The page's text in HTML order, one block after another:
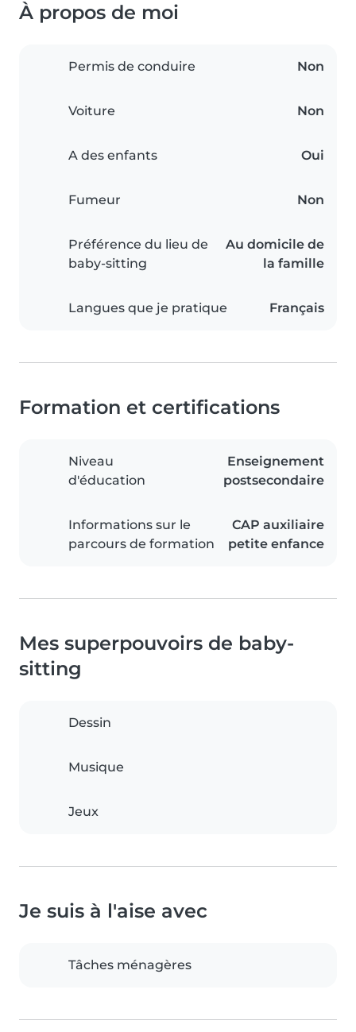
À propos de moi
Permis de conduire Non
Voiture Non
A des enfants Oui
Fumeur Non
Préférence du lieu de
baby-sitting
Au domicile de
la famille
Langues que je pratique Français
Formation et certifications
Niveau
d'éducation
Enseignement
postsecondaire
Informations sur le
parcours de formation
CAP auxiliaire
petite enfance
Mes superpouvoirs de baby-
sitting
Dessin
Musique
Jeux
Je suis à l'aise avec
Tâches ménagères